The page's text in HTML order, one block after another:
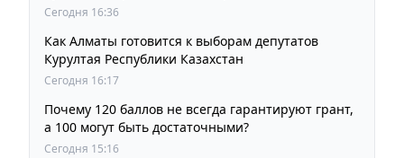
ждут от выборов депутатов Курултая
Сегодня 16:36
Как Алматы готовится к выборам депутатов
Курултая Республики Казахстан
Сегодня 16:17
Почему 120 баллов не всегда гарантируют грант,
а 100 могут быть достаточными?
Сегодня 15:16